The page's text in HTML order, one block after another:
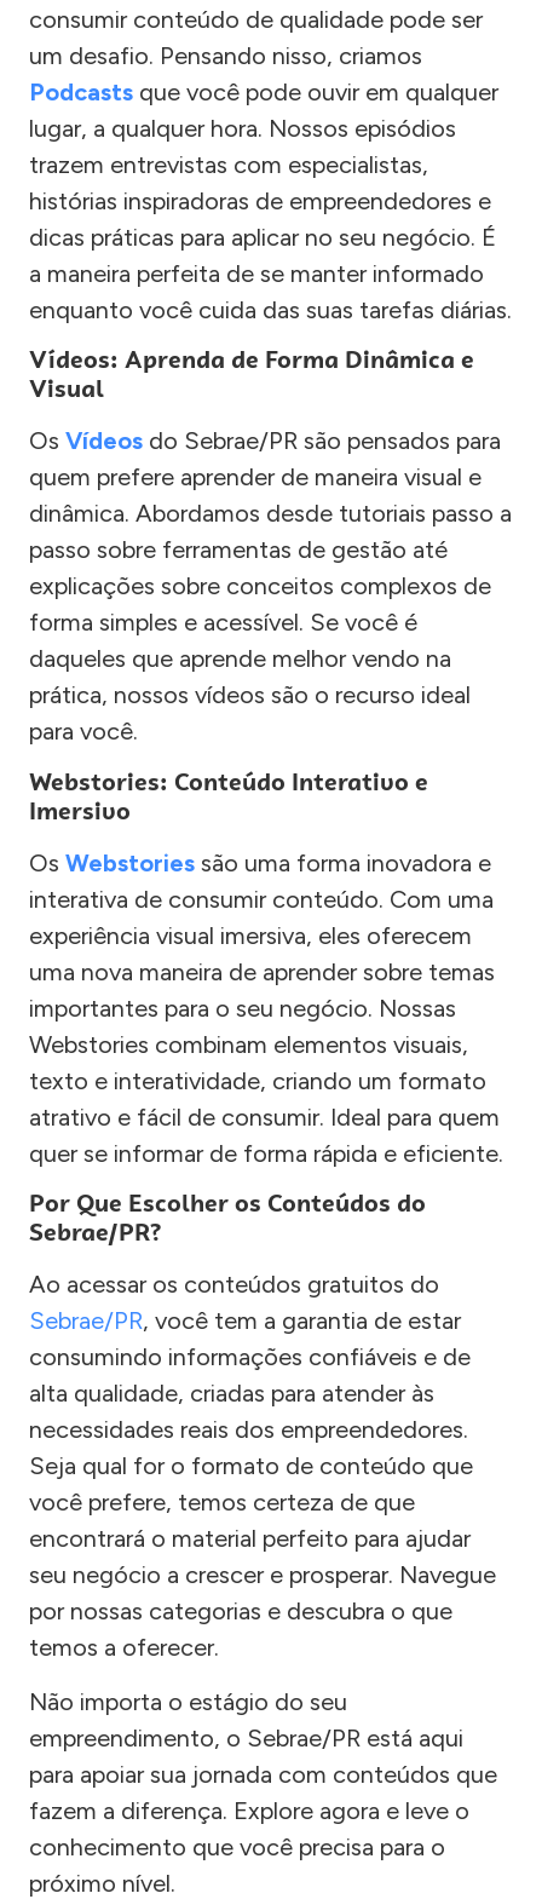
consumir conteúdo de qualidade pode ser
um desafio. Pensando nisso, criamos
Podcasts que você pode ouvir em qualquer
lugar, a qualquer hora. Nossos episódios
trazem entrevistas com especialistas,
histórias inspiradoras de empreendedores e
dicas práticas para aplicar no seu negócio. É
a maneira perfeita de se manter informado
enquanto você cuida das suas tarefas diárias.
Vídeos: Aprenda de Forma Dinâmica e
Visual
Os Vídeos do Sebrae/PR são pensados para
quem prefere aprender de maneira visual e
dinâmica. Abordamos desde tutoriais passo a
passo sobre ferramentas de gestão até
explicações sobre conceitos complexos de
forma simples e acessível. Se você é
daqueles que aprende melhor vendo na
prática, nossos vídeos são o recurso ideal
para você.
Webstories: Conteúdo Interativo e
Imersivo
Os Webstories são uma forma inovadora e
interativa de consumir conteúdo. Com uma
experiência visual imersiva, eles oferecem
uma nova maneira de aprender sobre temas
importantes para o seu negócio. Nossas
Webstories combinam elementos visuais,
texto e interatividade, criando um formato
atrativo e fácil de consumir. Ideal para quem
quer se informar de forma rápida e eficiente.
Por Que Escolher os Conteúdos do
Sebrae/PR?
Ao acessar os conteúdos gratuitos do
Sebrae/PR, você tem a garantia de estar
consumindo informações confiáveis e de
alta qualidade, criadas para atender às
necessidades reais dos empreendedores.
Seja qual for o formato de conteúdo que
você prefere, temos certeza de que
encontrará o material perfeito para ajudar
seu negócio a crescer e prosperar. Navegue
por nossas categorias e descubra o que
temos a oferecer.
Não importa o estágio do seu
empreendimento, o Sebrae/PR está aqui
para apoiar sua jornada com conteúdos que
fazem a diferença. Explore agora e leve o
conhecimento que você precisa para o
próximo nível.